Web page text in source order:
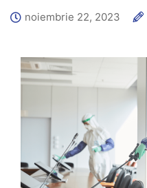
noiembrie 22, 2023